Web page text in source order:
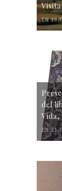
EN 19/
del
Vida,
EN 31/